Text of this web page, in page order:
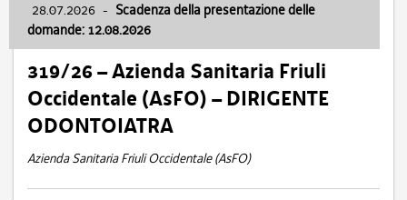
28.07.2026 - Scadenza della presentazione delle
domande: 12.08.2026
319/26 – Azienda Sanitaria Friuli
Occidentale (AsFO) – DIRIGENTE
ODONTOIATRA
Azienda Sanitaria Friuli Occidentale (AsFO)